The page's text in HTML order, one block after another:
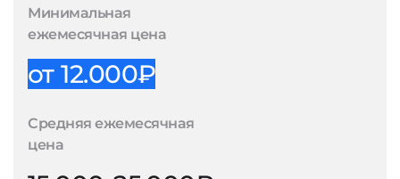
Минимальная
ежемесячная цена
от 12.000₽
Средняя ежемесячная
цена